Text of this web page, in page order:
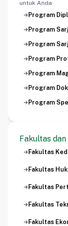
untuk Anda
Program
Program
Program
Program
Program
Program
Program
Fakultas
Fakultas
Fakultas
Fakultas
Fakultas
Fakultas